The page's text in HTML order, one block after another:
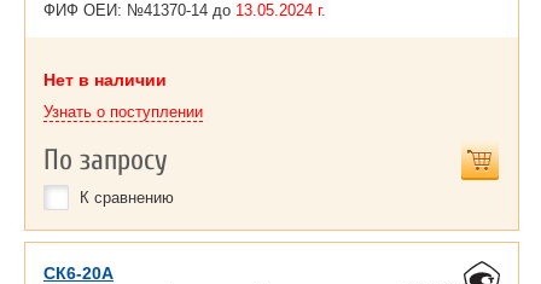
ФИФ ОЕИ: №41370-14 до 13.05.2024 г.
Нет в наличии
Узнать о поступлении
По запросу
К сравнению
СК6-20А